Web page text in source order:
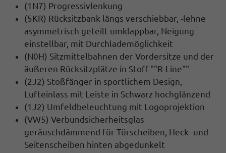
(1N7) Progressivlenkung
(5KR) Rücksitzbank längs verschiebbar, -lehne
asymmetrisch geteilt umklappbar, Neigung
einstellbar, mit Durchlademöglichkeit
(N0H) Sitzmittelbahnen der Vordersitze und der
äußeren Rücksitzplätze in Stoff ""R-Line""
(2J2) Stoßfänger in sportlichem Design,
Lufteinlass mit Leiste in Schwarz hochglänzend
(1J2) Umfeldbeleuchtung mit Logoprojektion
(VW5) Verbundsicherheitsglas
geräuschdämmend für Türscheiben, Heck- und
Seitenscheiben hinten abgedunkelt